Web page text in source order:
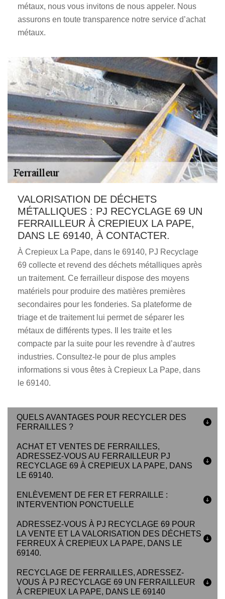
métaux, nous vous invitons de nous appeler. Nous
assurons en toute transparence notre service d’achat
métaux.
VALORISATION DE DÉCHETS
MÉTALLIQUES : PJ RECYCLAGE 69 UN
FERRAILLEUR À CREPIEUX LA PAPE,
DANS LE 69140, À CONTACTER.
À Crepieux La Pape, dans le 69140, PJ Recyclage
69 collecte et revend des déchets métalliques après
un traitement. Ce ferrailleur dispose des moyens
matériels pour produire des matières premières
secondaires pour les fonderies. Sa plateforme de
triage et de traitement lui permet de séparer les
métaux de différents types. Il les traite et les
compacte par la suite pour les revendre à d’autres
industries. Consultez-le pour de plus amples
informations si vous êtes à Crepieux La Pape, dans
le 69140.
QUELS AVANTAGES POUR RECYCLER DES
FERRAILLES ?
ACHAT ET VENTES DE FERRAILLES,
ADRESSEZ-VOUS AU FERRAILLEUR PJ
RECYCLAGE 69 À CREPIEUX LA PAPE, DANS
LE 69140.
ENLÈVEMENT DE FER ET FERRAILLE :
INTERVENTION PONCTUELLE
ADRESSEZ-VOUS À PJ RECYCLAGE 69 POUR
LA VENTE ET LA VALORISATION DES DÉCHETS
FERREUX À CREPIEUX LA PAPE, DANS LE
69140.
RECYCLAGE DE FERRAILLES, ADRESSEZ-
VOUS À PJ RECYCLAGE 69 UN FERRAILLEUR
À CREPIEUX LA PAPE, DANS LE 69140